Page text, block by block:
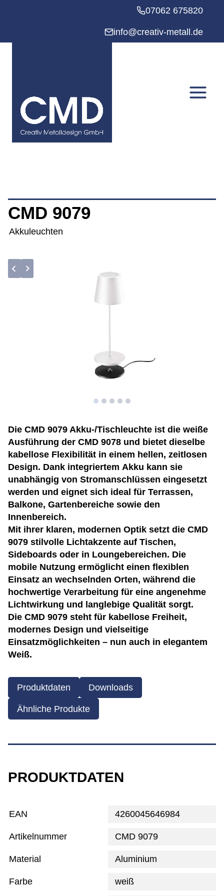
07062 675820
info@creativ-metall.de
CMD 9079
Akkuleuchten
Die CMD 9079 Akku-/Tischleuchte ist die weiße
Ausführung der CMD 9078 und bietet dieselbe
kabellose Flexibilität in einem hellen, zeitlosen
Design. Dank integriertem Akku kann sie
unabhängig von Stromanschlüssen eingesetzt
werden und eignet sich ideal für Terrassen,
Balkone, Gartenbereiche sowie den
Innenbereich.
Mit ihrer klaren, modernen Optik setzt die CMD
9079 stilvolle Lichtakzente auf Tischen,
Sideboards oder in Loungebereichen. Die
mobile Nutzung ermöglicht einen flexiblen
Einsatz an wechselnden Orten, während die
hochwertige Verarbeitung für eine angenehme
Lichtwirkung und langlebige Qualität sorgt.
Die CMD 9079 steht für kabellose Freiheit,
modernes Design und vielseitige
Einsatzmöglichkeiten – nun auch in elegantem
Weiß.
Produktdaten Downloads
Ähnliche Produkte
PRODUKTDATEN
EAN 4260045646984
Artikelnummer CMD 9079
Material Aluminium
Farbe weiß